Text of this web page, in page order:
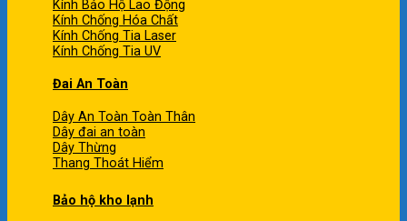
Kính Bảo Hộ Lao Động
Kính Chống Hóa Chất
Kính Chống Tia Laser
Kính Chống Tia UV
Đai An Toàn
Dây An Toàn Toàn Thân
Dây đai an toàn
Dây Thừng
Thang Thoát Hiểm
Bảo hộ kho lạnh